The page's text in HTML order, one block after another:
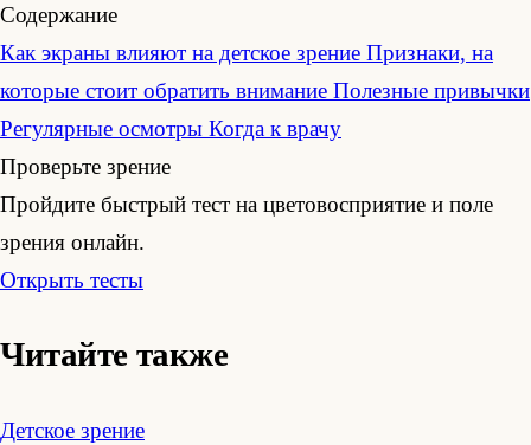
Содержание
Как экраны влияют на детское зрение Признаки, на
которые стоит обратить внимание Полезные привычки
Регулярные осмотры Когда к врачу
Проверьте зрение
Пройдите быстрый тест на цветовосприятие и поле
зрения онлайн.
Открыть тесты
Читайте также
Детское зрение